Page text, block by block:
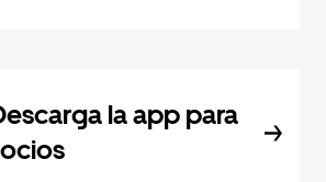
la app para